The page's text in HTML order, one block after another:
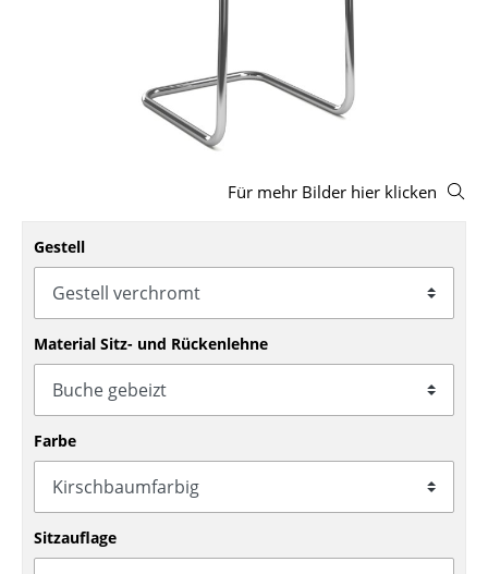
Schaukelstühle
Bürodrehstühle
Konferenzstühle
Bürosessel
Einzelteile
... alle Sitzmöbel
Tische
Esstische
Für mehr Bilder hier klicken
Gestell
Material Sitz- und Rückenlehne
Farbe
Sitzauflage